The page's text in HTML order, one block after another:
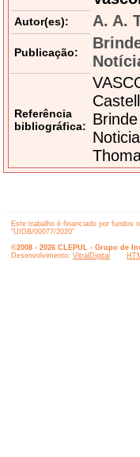
Autor(es): A. A.
Publicação:
Referência
bibliográfica:
Este trabalho é financiado por fundos
“UIDB/00077/2020”
©2008 - 2026 CLEPUL - Grupo de
Desenvolvimento: VitralDigital